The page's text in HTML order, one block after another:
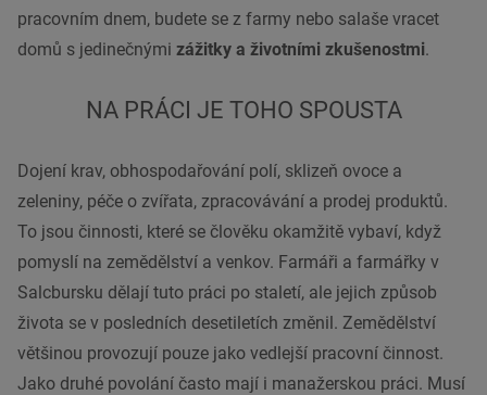
pracovním dnem, budete se z farmy nebo salaše vracet
domů s jedinečnými zážitky a životními zkušenostmi.
NA PRÁCI JE TOHO SPOUSTA
Dojení krav, obhospodařování polí, sklizeň ovoce a
zeleniny, péče o zvířata, zpracovávání a prodej produktů.
To jsou činnosti, které se člověku okamžitě vybaví, když
pomyslí na zemědělství a venkov. Farmáři a farmářky v
Salcbursku dělají tuto práci po staletí, ale jejich způsob
života se v posledních desetiletích změnil. Zemědělství
většinou provozují pouze jako vedlejší pracovní činnost.
Jako druhé povolání často mají i manažerskou práci. Musí